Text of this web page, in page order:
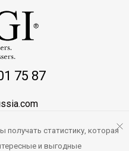
75 87
статистику, которая
и выгодные